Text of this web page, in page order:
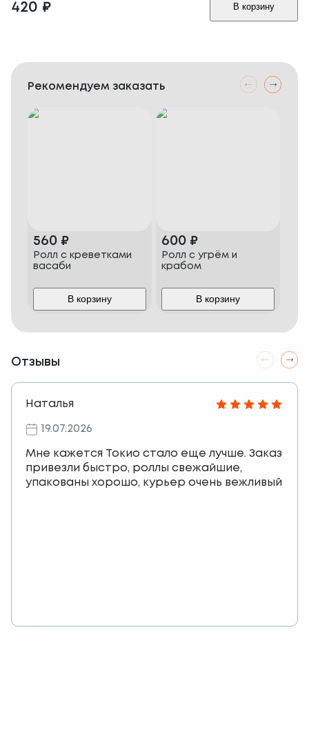
420 ₽ В корзину
Рекомендуем заказать
560 ₽
Ролл с креветками
васаби
В корзину
600 ₽
Ролл с угрём и
крабом
В корзину
Отзывы
Наталья
19.07.2026
Мне кажется Токио стало еще лучше. Заказ
привезли быстро, роллы свежайшие,
упакованы хорошо, курьер очень вежливый